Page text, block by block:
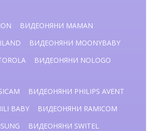
ВИДЕОНЯНИ MAMAN
ВИДЕОНЯНИ MOONYBABY
ВИДЕОНЯНИ NOLOGO
ВИДЕОНЯНИ PHILIPS AVENT
BABY
ВИДЕОНЯНИ RAMICOM
ВИДЕОНЯНИ SWITEL